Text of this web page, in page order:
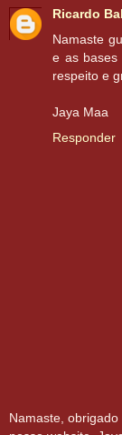
Ricardo
Namaste
e as bases
respeito e
Jaya Maa
Responder
Namaste,